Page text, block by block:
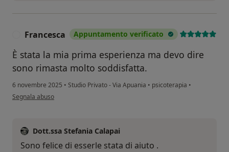
Francesca Appuntamento verificato
È stata la mia prima esperienza ma devo dire
sono rimasta molto soddisfatta.
6 novembre 2025 • Studio Privato - Via Apuania • psicoterapia •
secondo l'opinione dell'utente Francesca
Segnala abuso
Dott.ssa Stefania Calapai
Sono felice di esserle stata di aiuto .